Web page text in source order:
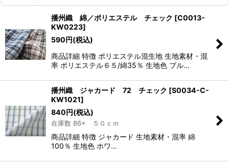
播州織 綿／ポリエステル チェック [C0013-
KW0223]
590円(税込)
商品詳細 特徴 ポリエステル混生地 生地素材・混
率 ポリエステル６５/綿35％ 生地色 ブル…
播州織 ジャカード 72 チェック [S0034-C-
KW1021]
840円(税込)
在庫数 86× ５０ｃｍ
商品詳細 特徴 ジャカード 生地素材・混率 綿
100％ 生地色 ホワ…